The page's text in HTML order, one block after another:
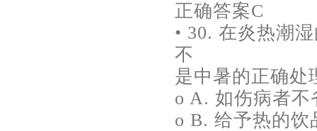
正确答案C
• 30. 在炎热潮
不
是中暑的正确处
o A. 如伤病者
o B. 给予热的饮